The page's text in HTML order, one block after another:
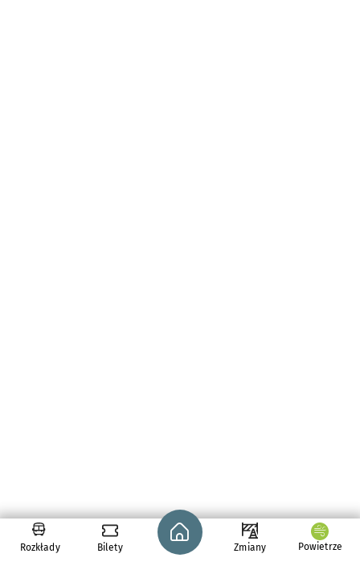
Rozkłady Bilety
Strona główna - wroclaw.pl
Zmiany Powietrze